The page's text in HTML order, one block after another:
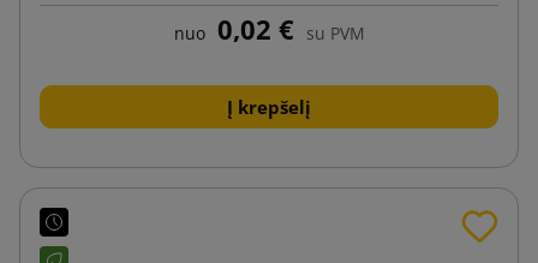
nuo 0,02 € su PVM
Į krepšelį